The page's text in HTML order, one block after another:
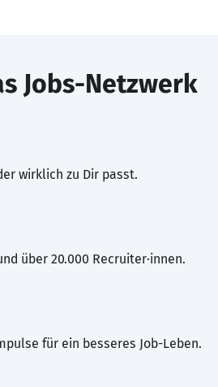
Jobs-Netzwerk
wirklich zu Dir passt.
über 20.000 Recruiter·innen.
für ein besseres Job-Leben.